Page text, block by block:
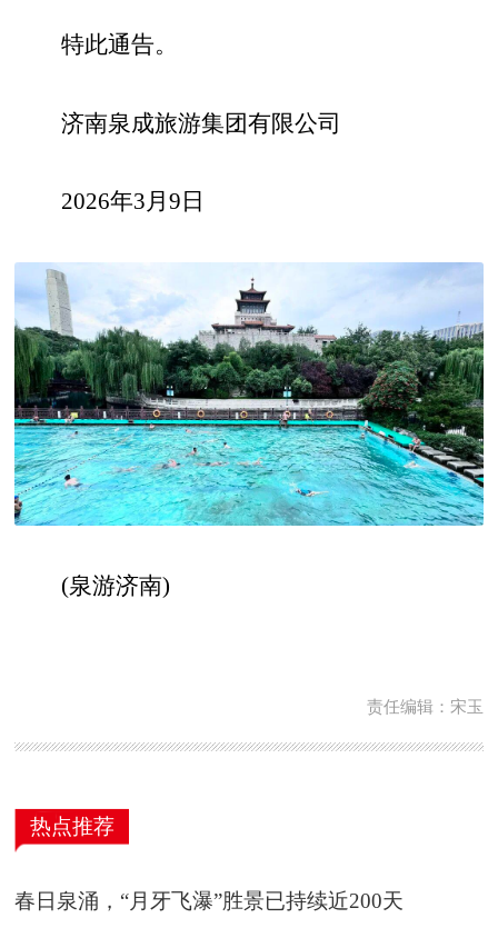
特此通告。
济南泉成旅游集团有限公司
2026年3月9日
(泉游济南)
责任编辑：宋玉
热点推荐
春日泉涌，“月牙飞瀑”胜景已持续近200天